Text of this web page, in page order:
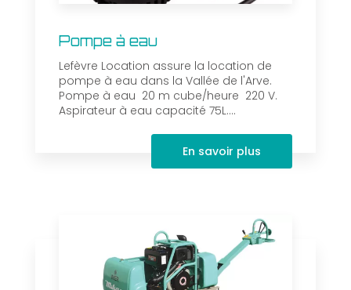
Pompe à eau
Lefèvre Location assure la location de
pompe à eau dans la Vallée de l'Arve.
Pompe à eau 20 m cube/heure 220 V.
Aspirateur à eau capacité 75L....
En savoir plus